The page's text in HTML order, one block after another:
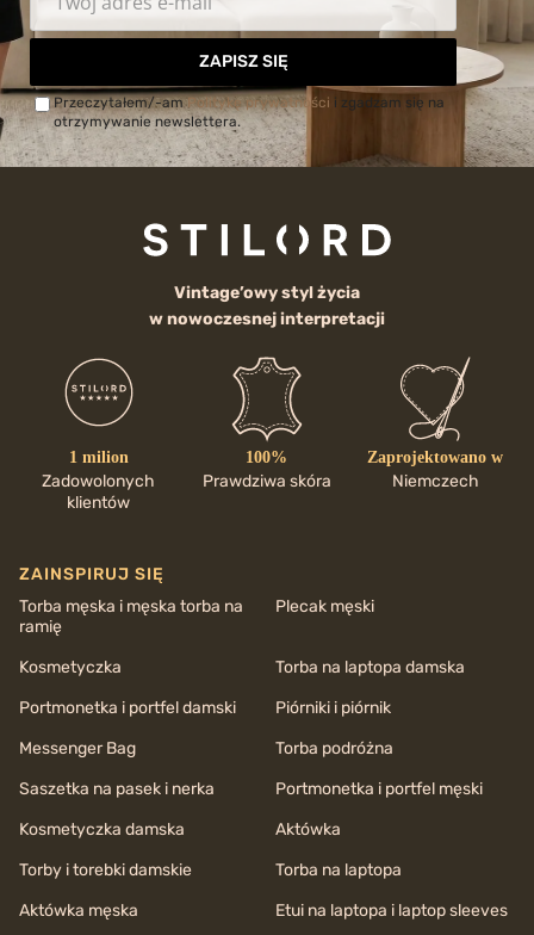
ZAPISZ SIĘ
Przeczytałem/-amPolitykę prywatności i zgadzam się na
otrzymywanie newslettera.
Vintage’owy styl życia
w nowoczesnej interpretacji
1 milion
Zadowolonych
klientów
100%
Prawdziwa skóra
Zaprojektowano w
Niemczech
ZAINSPIRUJ SIĘ
Torba męska i męska torba na
ramię
Plecak męski
Kosmetyczka
Torba na laptopa damska
Portmonetka i portfel damski
Piórniki i piórnik
Messenger Bag
Torba podróżna
Saszetka na pasek i nerka
Portmonetka i portfel męski
Kosmetyczka damska
Aktówka
Torby i torebki damskie
Torba na laptopa
Aktówka męska
Etui na laptopa i laptop sleeves